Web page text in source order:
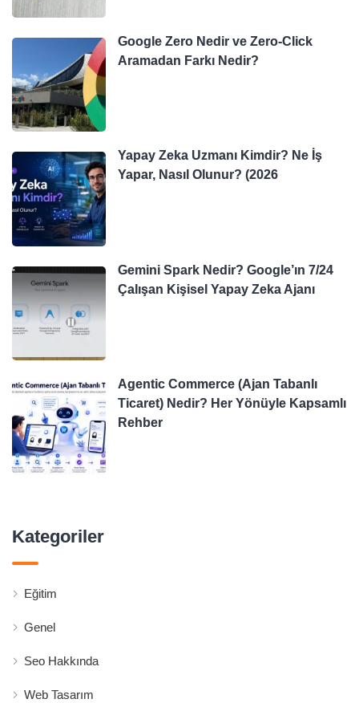
Google Zero Nedir ve Zero-Click
Aramadan Farkı Nedir?
Yapay Zeka Uzmanı Kimdir? Ne İş
Yapar, Nasıl Olunur? (2026
Gemini Spark Nedir? Google’ın 7/24
Çalışan Kişisel Yapay Zeka Ajanı
Agentic Commerce (Ajan Tabanlı
Ticaret) Nedir? Her Yönüyle Kapsamlı
Rehber
Kategoriler
Eğitim
Genel
Seo Hakkında
Web Tasarım